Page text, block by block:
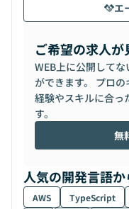
エ
ご希望の求人
WEB上に公開して
ができます。 プロ
経験やスキルに合っ
す。
無
人気の開発言語か
AWS TypeScript